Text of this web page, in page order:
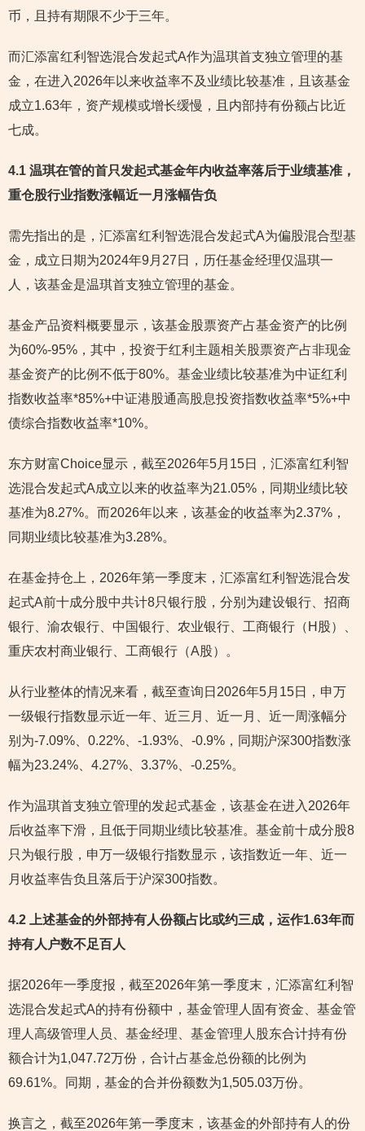
币，且持有期限不少于三年。
而汇添富红利智选混合发起式A作为温琪首支独立管理的基
金，在进入2026年以来收益率不及业绩比较基准，且该基金
成立1.63年，资产规模或增长缓慢，且内部持有份额占比近
七成。
4.1 温琪在管的首只发起式基金年内收益率落后于业绩基准，
重仓股行业指数涨幅近一月涨幅告负
需先指出的是，汇添富红利智选混合发起式A为偏股混合型基
金，成立日期为2024年9月27日，历任基金经理仅温琪一
人，该基金是温琪首支独立管理的基金。
基金产品资料概要显示，该基金股票资产占基金资产的比例
为60%-95%，其中，投资于红利主题相关股票资产占非现金
基金资产的比例不低于80%。基金业绩比较基准为中证红利
指数收益率*85%+中证港股通高股息投资指数收益率*5%+中
债综合指数收益率*10%。
东方财富Choice显示，截至2026年5月15日，汇添富红利智
选混合发起式A成立以来的收益率为21.05%，同期业绩比较
基准为8.27%。而2026年以来，该基金的收益率为2.37%，
同期业绩比较基准为3.28%。
在基金持仓上，2026年第一季度末，汇添富红利智选混合发
起式A前十成分股中共计8只银行股，分别为建设银行、招商
银行、渝农银行、中国银行、农业银行、工商银行（H股）、
重庆农村商业银行、工商银行（A股）。
从行业整体的情况来看，截至查询日2026年5月15日，申万
一级银行指数显示近一年、近三月、近一月、近一周涨幅分
别为-7.09%、0.22%、-1.93%、-0.9%，同期沪深300指数涨
幅为23.24%、4.27%、3.37%、-0.25%。
作为温琪首支独立管理的发起式基金，该基金在进入2026年
后收益率下滑，且低于同期业绩比较基准。基金前十成分股8
只为银行股，申万一级银行指数显示，该指数近一年、近一
月收益率告负且落后于沪深300指数。
4.2 上述基金的外部持有人份额占比或约三成，运作1.63年而
持有人户数不足百人
据2026年一季度报，截至2026年第一季度末，汇添富红利智
选混合发起式A的持有份额中，基金管理人固有资金、基金管
理人高级管理人员、基金经理、基金管理人股东合计持有份
额合计为1,047.72万份，合计占基金总份额的比例为
69.61%。同期，基金的合并份额数为1,505.03万份。
换言之，截至2026年第一季度末，该基金的外部持有人的份